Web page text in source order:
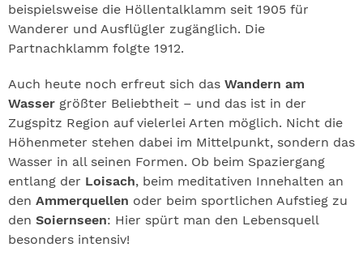
beispielsweise die Höllentalklamm seit 1905 für
Wanderer und Ausflügler zugänglich. Die
Partnachklamm folgte 1912.
Auch heute noch erfreut sich das Wandern am
Wasser größter Beliebtheit – und das ist in der
Zugspitz Region auf vielerlei Arten möglich. Nicht die
Höhenmeter stehen dabei im Mittelpunkt, sondern das
Wasser in all seinen Formen. Ob beim Spaziergang
entlang der Loisach, beim meditativen Innehalten an
den Ammerquellen oder beim sportlichen Aufstieg zu
den Soiernseen: Hier spürt man den Lebensquell
besonders intensiv!